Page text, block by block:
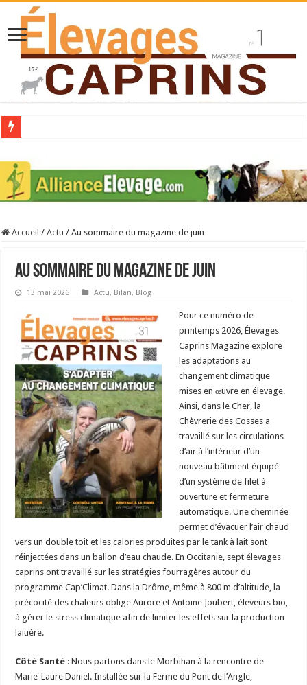
Stress thermique : quelles solutions concrètes pour protéger son troupeau ?
40 ans du Space : une présentation caprine quotidienne
La collecte de lait de chèvre confirme son rebond
Accueil / Actu / Au sommaire du magazine de juin
Au sommaire du magazine de juin
13 mai 2026 Actu, Bilan, Blog
Pour ce numéro de
printemps 2026, Élevages
Caprins Magazine explore
les adaptations au
changement climatique
mises en œuvre en élevage.
Ainsi, dans le Cher, la
Chèvrerie des Cosses a
travaillé sur les circulations
d’air à l’intérieur d’un
nouveau bâtiment équipé
d’un système de filet à
ouverture et fermeture
automatique. Une cheminée
permet d’évacuer l’air chaud
vers un double toit et les calories produites par le tank à lait sont
réinjectées dans un ballon d’eau chaude. En Occitanie, sept élevages
caprins ont travaillé sur les stratégies fourragères autour du
programme Cap’Climat. Dans la Drôme, même à 800 m d’altitude, la
précocité des chaleurs oblige Aurore et Antoine Joubert, éleveurs bio,
à gérer le stress climatique afin de limiter les effets sur la production
laitière.
Côté Santé : Nous partons dans le Morbihan à la rencontre de
Marie-Laure Daniel. Installée sur la Ferme du Pont de l’Angle,